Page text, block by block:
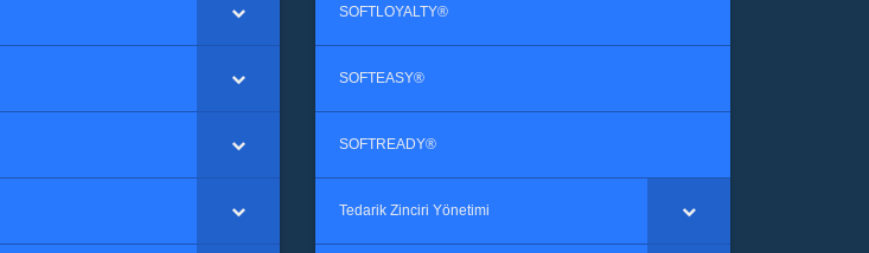
SOFTLOYALTY®
SOFTEASY®
SOFTREADY®
Tedarik Zinciri Yönetimi